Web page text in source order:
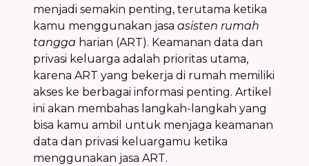
menjadi semakin penting, terutama ketika
kamu menggunakan jasa asisten rumah
tangga harian (ART). Keamanan data dan
privasi keluarga adalah prioritas utama,
karena ART yang bekerja di rumah memiliki
akses ke berbagai informasi penting. Artikel
ini akan membahas langkah-langkah yang
bisa kamu ambil untuk menjaga keamanan
data dan privasi keluargamu ketika
menggunakan jasa ART.